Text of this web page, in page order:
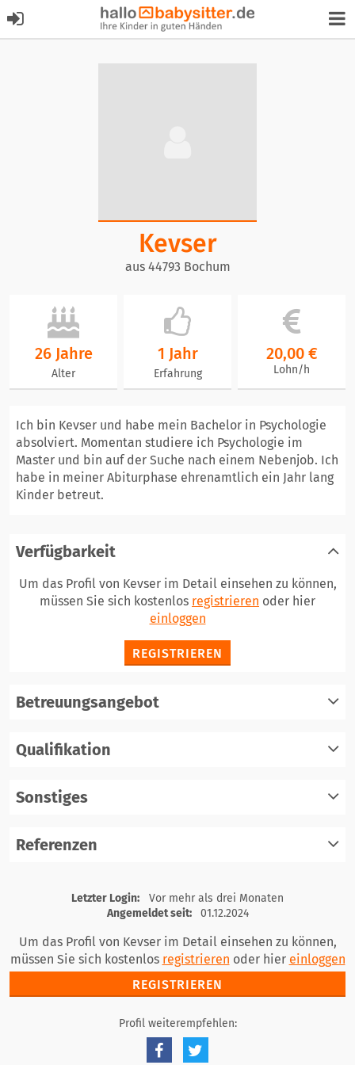
Kevser
aus 44793 Bochum
26 Jahre
Alter
1 Jahr
Erfahrung
20,00 €
Lohn/h
Ich bin Kevser und habe mein Bachelor in Psychologie
absolviert. Momentan studiere ich Psychologie im
Master und bin auf der Suche nach einem Nebenjob. Ich
habe in meiner Abiturphase ehrenamtlich ein Jahr lang
Kinder betreut.
Verfügbarkeit
Um das Profil von Kevser im Detail einsehen zu können,
müssen Sie sich kostenlos registrieren oder hier
einloggen
REGISTRIEREN
Betreuungsangebot
Qualifikation
Sonstiges
Referenzen
registrieren
einloggen
Letzter Login:
Vor mehr als drei Monaten
Angemeldet seit:
01.12.2024
Um das Profil von Kevser im Detail einsehen zu können,
müssen Sie sich kostenlos registrieren oder hier einloggen
REGISTRIEREN
Profil weiterempfehlen: